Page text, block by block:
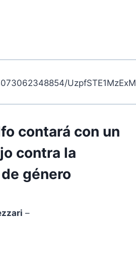
UzpfSTE1MzExM
contará con un
contra la
género
–